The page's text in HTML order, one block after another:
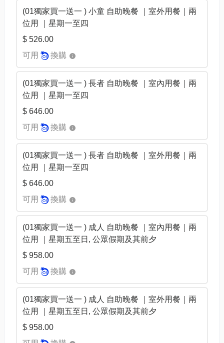
(01獨家買一送一 ) 小童 自助晚餐 ｜室外用餐｜兩
位用 ｜星期一至四
$ 526.00
可用
換購
(01獨家買一送一 ) 長者 自助晚餐 ｜室內用餐｜兩
位用 ｜星期一至四
$ 646.00
可用
換購
(01獨家買一送一 ) 長者 自助晚餐 ｜室外用餐｜兩
位用 ｜星期一至四
$ 646.00
可用
換購
(01獨家買一送一 ) 成人 自助晚餐 ｜室內用餐｜兩
位用 ｜星期五至日, 公眾假期及其前夕
$ 958.00
可用
換購
(01獨家買一送一 ) 成人 自助晚餐 ｜室外用餐｜兩
位用 ｜星期五至日, 公眾假期及其前夕
$ 958.00